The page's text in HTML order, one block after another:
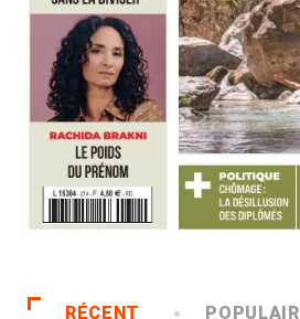
RÉCENT POPULAIR